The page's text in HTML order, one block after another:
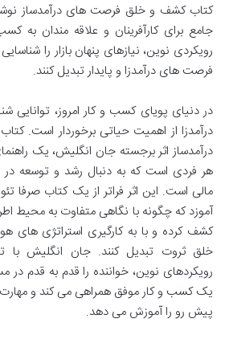
کتاب کشف و خلق فرصت های درآمدساز
جامع برای کارآفرینان و علاقه مندان به
رویکردی نوین، نیازهای پنهان بازار را
فرصت های درآمدزا و پایدار تبدیل کنند.
در دنیای پویای کسب و کار امروز، توانایی
درآمدزا از اهمیت حیاتی برخوردار است.
درآمدساز اثر برجسته جان انگلیش، یک
هر فردی است که به دنبال رشد و توسعه در
مالی است. این اثر فراتر از یک کتاب صرفا
آموزد که چگونه با نگاهی متفاوت به محیط
کشف کرده و با به کارگیری استراتژی های
خلق ثروت تبدیل کنند. جان انگلیش با
رویکردهای نوین، خواننده را قدم به قدم در
یک کسب و کار موفق همراهی می کند و
پیش رو را آموزش می دهد.